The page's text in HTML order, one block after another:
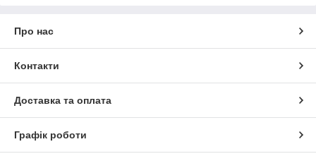
Про нас
Контакти
Доставка та оплата
Графік роботи